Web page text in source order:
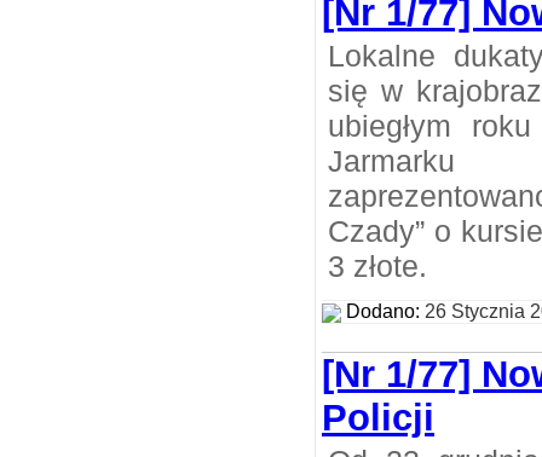
[Nr 1/77]
Lokalne
się w
ubiegłym
Jarmarku
Czady” o
3 złote.
Dodano: 26 Stycznia
[Nr 1/77]
Policji